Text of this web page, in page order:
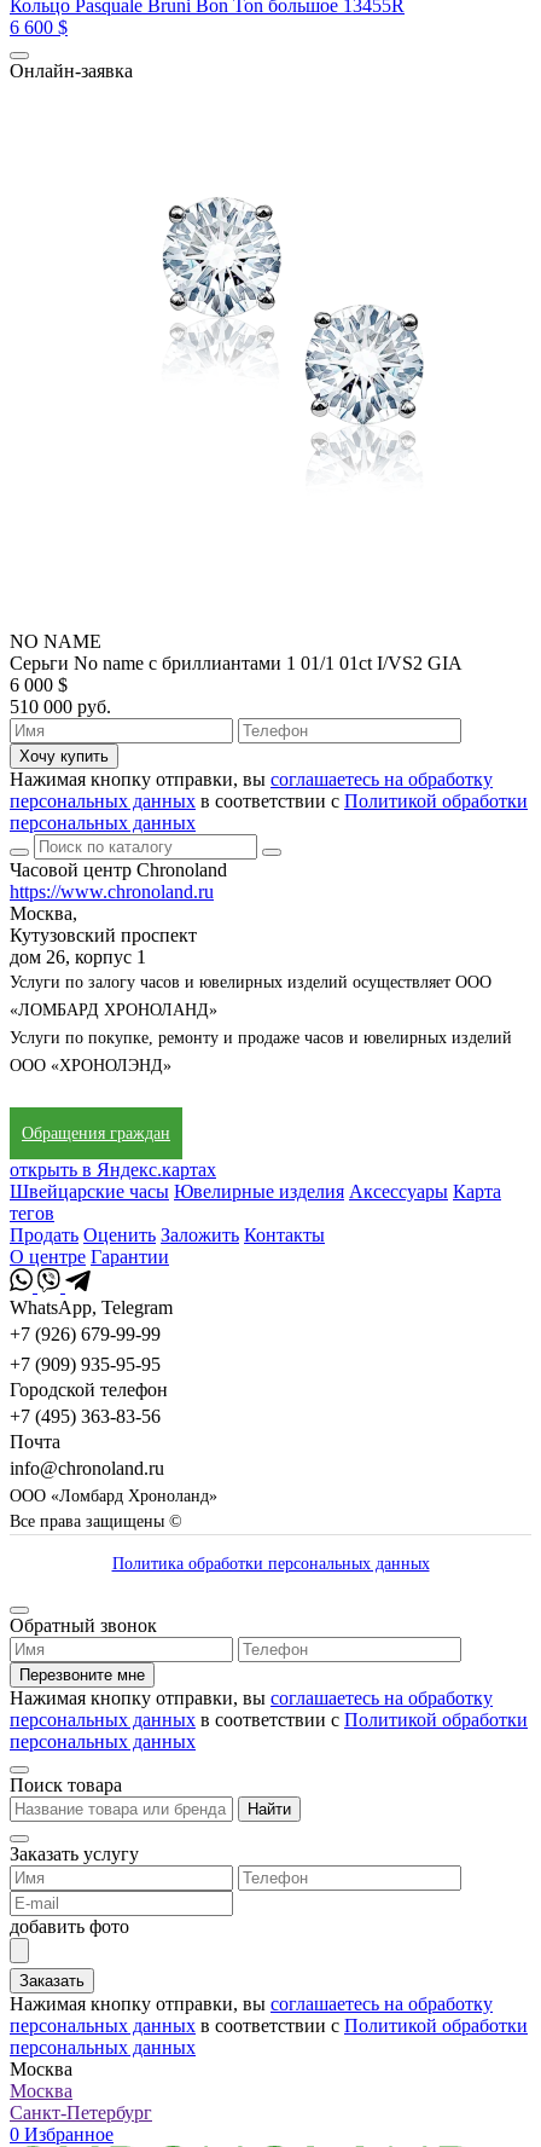
Кольцо Pasquale Bruni Bon Ton большое 13455R
6 600 $
Онлайн-заявка
NO NAME
Серьги No name с бриллиантами 1 01/1 01ct I/VS2 GIA
6 000 $
510 000 руб.
Хочу купить
Нажимая кнопку отправки, вы соглашаетесь на обработку
персональных данных в соответствии с Политикой обработки
персональных данных
Часовой центр Chronoland
https://www.chronoland.ru
Москва,
Кутузовский проспект
дом 26, корпус 1
Услуги по залогу часов и ювелирных изделий осуществляет ООО
«ЛОМБАРД ХРОНОЛАНД»
Услуги по покупке, ремонту и продаже часов и ювелирных изделий
ООО «ХРОНОЛЭНД»
Обращения граждан
открыть в Яндекс.картах
Швейцарские часы Ювелирные изделия Аксессуары Карта
тегов
Продать Оценить Заложить Контакты
О центре Гарантии
WhatsApp, Telegram
+7 (926) 679-99-99
+7 (909) 935-95-95
Городской телефон
+7 (495) 363-83-56
Почта
info@chronoland.ru
ООО «Ломбард Хроноланд»
Все права защищены ©
Политика обработки персональных данных
Обратный звонок
Перезвоните мне
Нажимая кнопку отправки, вы соглашаетесь на обработку
персональных данных в соответствии с Политикой обработки
персональных данных
Поиск товара
Найти
Заказать услугу
добавить фото
Заказать
Нажимая кнопку отправки, вы соглашаетесь на обработку
персональных данных в соответствии с Политикой обработки
персональных данных
Москва
Москва
Санкт-Петербург
0 Избранное